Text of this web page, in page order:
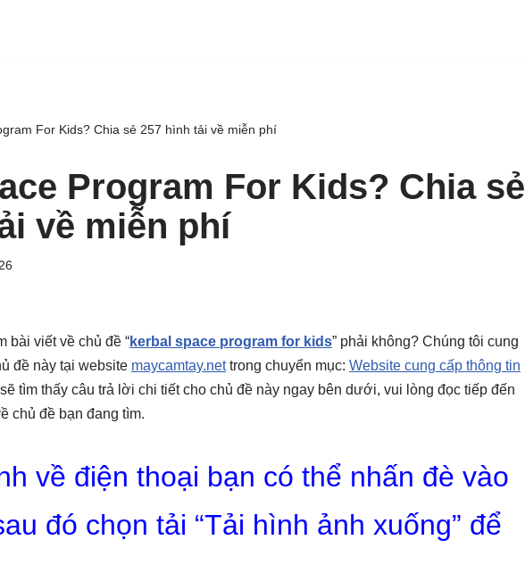
For Kids? Chia sẻ 257 hình tải về miễn phí
Program For Kids? Chia sẻ
về miễn phí
bài viết về chủ đề “kerbal space program for kids” phải không? Chúng tôi cung
đề này tại website maycamtay.nettrong chuyển mục: Website cung cấp thông tin
tìm thấy câu trả lời chi tiết cho chủ đề này ngay bên dưới, vui lòng đọc tiếp đến
chủ đề bạn đang tìm.
về điện thoại bạn có thể nhấn đè vào
đó chọn tải “Tải hình ảnh xuống” để